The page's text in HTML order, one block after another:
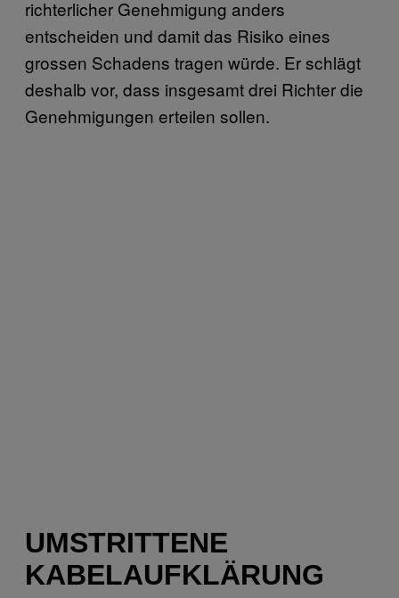
richterlicher Genehmigung anders
entscheiden und damit das Risiko eines
grossen Schadens tragen würde. Er schlägt
deshalb vor, dass insgesamt drei Richter die
Genehmigungen erteilen sollen.
UMSTRITTENE
KABELAUFKLÄRUNG